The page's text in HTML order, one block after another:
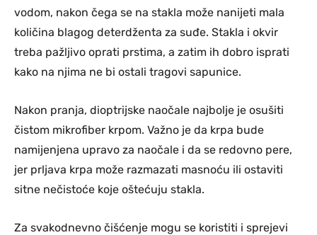
vodom, nakon čega se na stakla može nanijeti mala
količina blagog deterdženta za suđe. Stakla i okvir
treba pažljivo oprati prstima, a zatim ih dobro isprati
kako na njima ne bi ostali tragovi sapunice.
Nakon pranja, dioptrijske naočale najbolje je osušiti
čistom mikrofiber krpom. Važno je da krpa bude
namijenjena upravo za naočale i da se redovno pere,
jer prljava krpa može razmazati masnoću ili ostaviti
sitne nečistoće koje oštećuju stakla.
Za svakodnevno čišćenje mogu se koristiti i sprejevi